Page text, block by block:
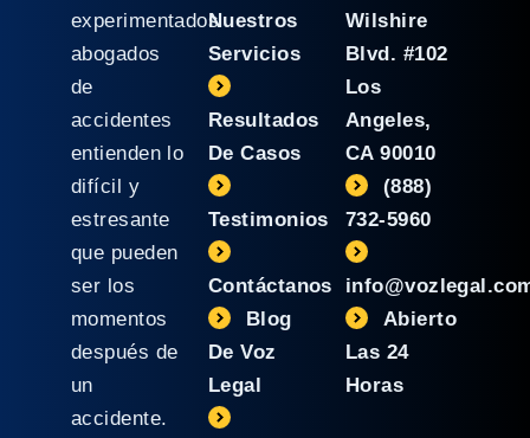
experimentados
abogados
de
accidentes
entienden lo
difícil y
estresante
que pueden
ser los
momentos
después de
un
accidente.
Nuestros
Servicios
Resultados
De Casos
Testimonios
Contáctanos
Blog
De Voz
Legal
Wilshire
Blvd. #102
Los
Angeles,
CA 90010
(888)
732-5960
Abierto
Las 24
Horas